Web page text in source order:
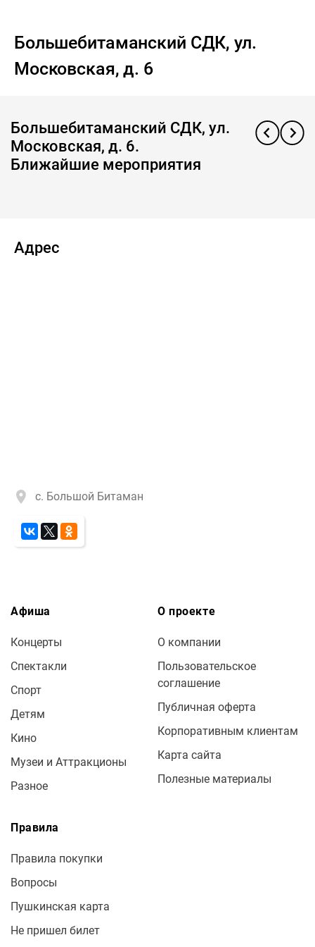
Большебитаманский СДК, ул.
Московская, д. 6
Большебитаманский СДК, ул.
Московская, д. 6.
Ближайшие мероприятия
Адрес
с. Большой Битаман
Афиша
Концерты
Спектакли
Спорт
Детям
Кино
Музеи и Аттракционы
Разное
О проекте
О компании
Пользовательское
соглашение
Публичная оферта
Корпоративным клиентам
Карта сайта
Полезные материалы
Правила
Правила покупки
Вопросы
Пушкинская карта
Не пришел билет